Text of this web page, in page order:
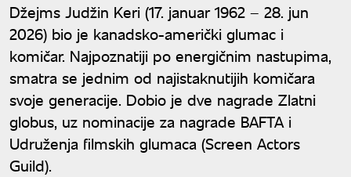
Džejms Judžin Keri (17. januar 1962 – 28. jun
2026) bio je kanadsko-američki glumac i
komičar. Najpoznatiji po energičnim nastupima,
smatra se jednim od najistaknutijih komičara
svoje generacije. Dobio je dve nagrade Zlatni
globus, uz nominacije za nagrade BAFTA i
Udruženja filmskih glumaca (Screen Actors
Guild).